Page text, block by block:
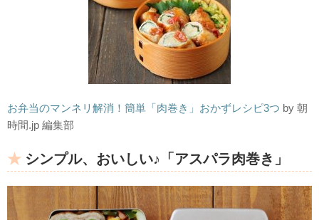
お弁当のマンネリ解消！簡単「肉巻き」おかずレシピ3つ by 朝
時間.jp 編集部
シンプル、おいしい♪「アスパラ肉巻き」